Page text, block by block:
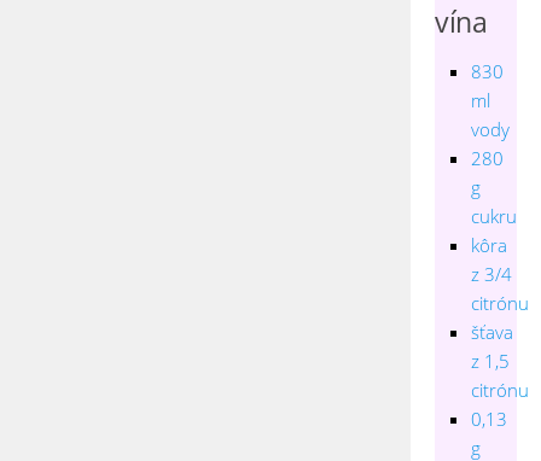
vína
830
ml
vody
280
g
cukru
kôra
z 3/4
citrónu
šťava
z 1,5
citrónu
0,13
g